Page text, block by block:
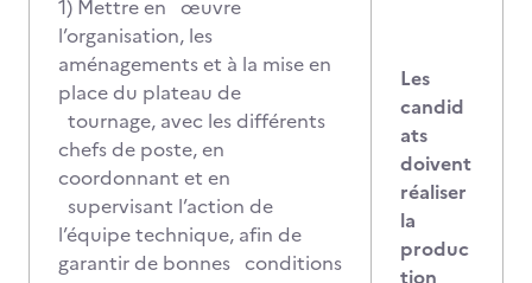
1) Mettre en œuvre
l’organisation, les
aménagements et à la mise en
place du plateau de
tournage, avec les différents
chefs de poste, en
coordonnant et en
supervisant l’action de
l’équipe technique, afin de
garantir de bonnes conditions
Les
candid
ats
doivent
réaliser
la
produc
tion